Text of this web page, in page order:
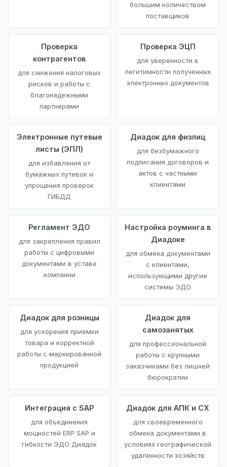
большим количеством
поставщиков
Проверка
контрагентов
для снижения налоговых
рисков и работы с
благонадежными
партнерами
Проверка ЭЦП
для уверенности в
легитимности полученных
электронных документов
Электронные путевые
листы (ЭПЛ)
для избавления от
бумажных путевок и
упрощения проверок
ГИБДД
Диадок для физлиц
для безбумажного
подписания договоров и
актов с частными
клиентами
Регламент ЭДО
для закрепления правил
работы с цифровыми
документами в уставе
компании
Настройка роуминга в
Диадоке
для обмена документами
с клиентами,
использующими другие
системы ЭДО
Диадок для розницы
для ускорения приемки
товара и корректной
работы с маркированной
продукцией
Диадок для
самозанятых
для профессиональной
работы с крупными
заказчиками без лишней
бюрократии
Интеграция с SAP
для объединения
мощностей ERP SAP и
гибкости ЭДО Диадок
Диадок для АПК и СХ
для своевременного
обмена документами в
условиях географической
удаленности хозяйств